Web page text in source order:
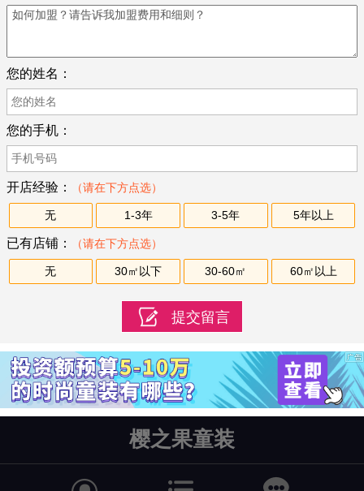
您的姓名：
您的手机：
开店经验： （请在下方点选）
无 1-3年 3-5年 5年以上
已有店铺： （请在下方点选）
无 30㎡以下 30-60㎡ 60㎡以上
樱之果童装